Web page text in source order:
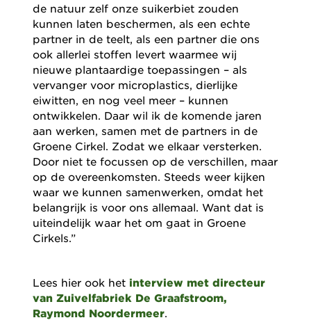
de natuur zelf onze suikerbiet zouden
kunnen laten beschermen, als een echte
partner in de teelt, als een partner die ons
ook allerlei stoffen levert waarmee wij
nieuwe plantaardige toepassingen – als
vervanger voor microplastics, dierlijke
eiwitten, en nog veel meer – kunnen
ontwikkelen. Daar wil ik de komende jaren
aan werken, samen met de partners in de
Groene Cirkel. Zodat we elkaar versterken.
Door niet te focussen op de verschillen, maar
op de overeenkomsten. Steeds weer kijken
waar we kunnen samenwerken, omdat het
belangrijk is voor ons allemaal. Want dat is
uiteindelijk waar het om gaat in Groene
Cirkels.”
Lees hier ook het interview met directeur
van Zuivelfabriek De Graafstroom,
Raymond Noordermeer.